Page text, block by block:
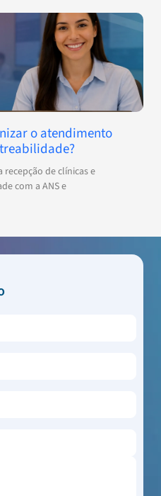
o atendimento
recepção de clínicas e
com a ANS e